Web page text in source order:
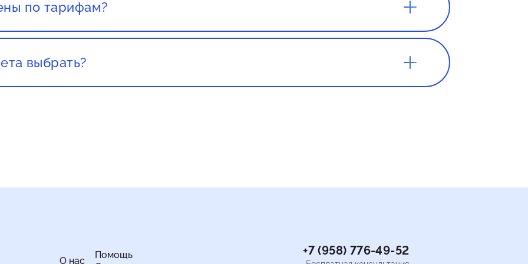
по тарифам?
клиентов не повышают цены, стоит обращать внимание на
выбрать?
важно учитывать свои потребности и бюджет. Если вы
О нас
Помощь
+7 (958) 776-49-52